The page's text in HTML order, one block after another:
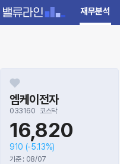
재무분석
엠케이전자
033160 코스닥
16,820
910 (-5.13%)
기준 : 08/07
8/7. 수급 신호가